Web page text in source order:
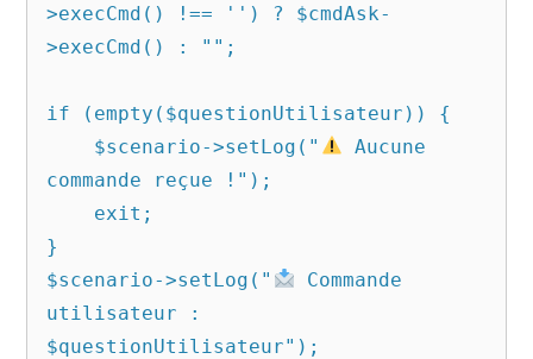
>execCmd() !== '') ? $cmdAsk-
>execCmd() : "";
if (empty($questionUtilisateur)) {
    $scenario->setLog("
Aucune
commande reçue !");
}
$scenario->setLog("
Commande
utilisateur :
$questionUtilisateur");